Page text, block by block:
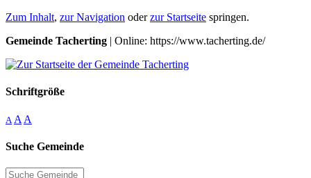
Zum Inhalt, zur Navigation oderzur Startseite springen.
Gemeinde Tacherting | Online: https://www.tacherting.de/
Schriftgröße
A A A
Suche Gemeinde